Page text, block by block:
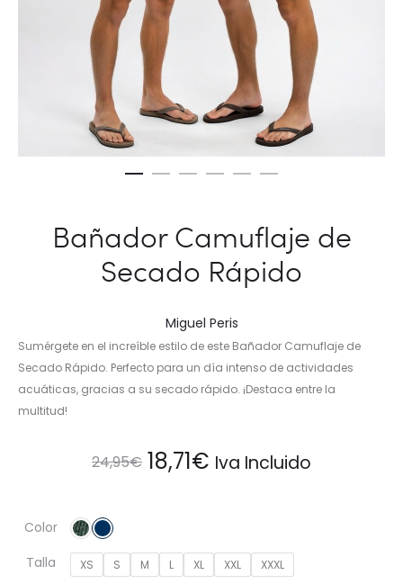
Bañador Camuflaje de
Secado Rápido
Miguel Peris
Sumérgete en el increíble estilo de este Bañador Camuflaje de
Secado Rápido. Perfecto para un día intenso de actividades
acuáticas, gracias a su secado rápido. ¡Destaca entre la
multitud!
24,95€ El
original
18,71€ El
actual
Iva Incluido
Color
Talla
XS S M L XL XXL XXXL